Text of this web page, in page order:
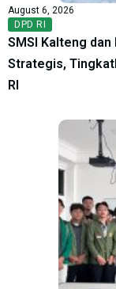
August 6, 2026
DPD RI
SMSI Kalteng dan
Strategis,
RI